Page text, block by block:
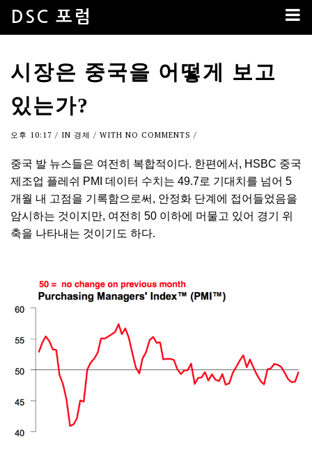
DSC 포럼
시장은 중국을 어떻게 보고
있는가?
오후 10:17 / IN 경제 / WITH NO COMMENTS /
중국 발 뉴스들은 여전히 복합적이다. 한편에서, HSBC 중국
제조업 플레쉬 PMI 데이터 수치는 49.7로 기대치를 넘어 5
개월 내 고점을 기록함으로써, 안정화 단계에 접어들었음을
암시하는 것이지만, 여전히 50 이하에 머물고 있어 경기 위
축을 나타내는 것이기도 하다.